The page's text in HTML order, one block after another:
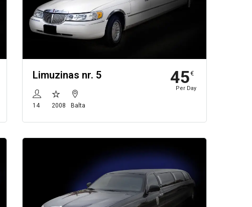
Limuzinas nr. 5
14 2008 Balta
45€
Per Day